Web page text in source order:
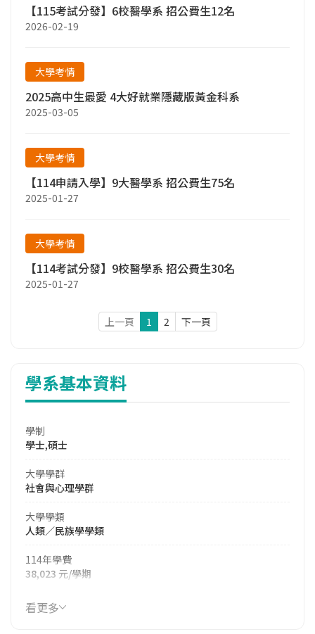
【115考試分發】6校醫學系 招公費生12名
2026-02-19
大學考情
2025高中生最愛 4大好就業隱藏版黃金科系
2025-03-05
大學考情
【114申請入學】9大醫學系 招公費生75名
2025-01-27
大學考情
【114考試分發】9校醫學系 招公費生30名
2025-01-27
上一頁 1 2 下一頁
學系基本資料
學制
學士,碩士
大學學群
社會與心理學群
大學學類
人類／民族學學類
114年學費
38,023 元/學期
114年雜費
8,808 元/學期
看更多